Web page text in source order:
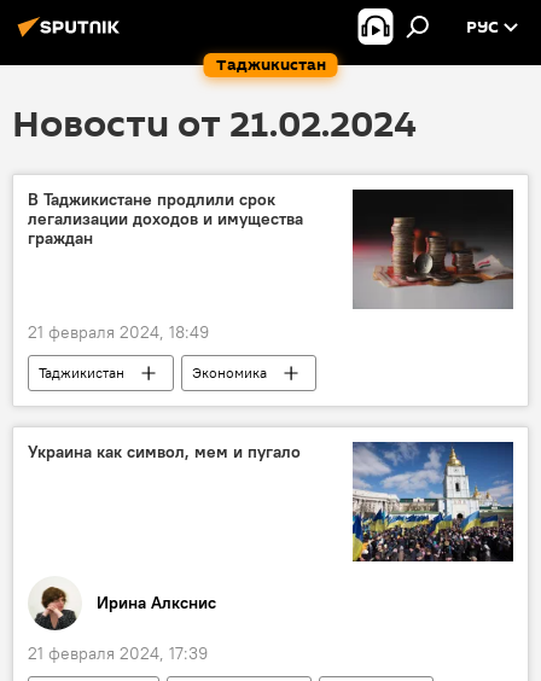
Таджикистан
РУС
Новости от 21.02.2024
В Таджикистане продлили срок
легализации доходов и имущества
граждан
21 февраля 2024, 18:49
Таджикистан
Экономика
парламент Таджикистана
Украина как символ, мем и пугало
Иринa Алкснис
21 февраля 2024, 17:39